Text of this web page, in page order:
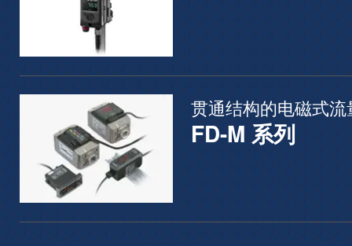
贯通结构的电磁式
FD-M 系列